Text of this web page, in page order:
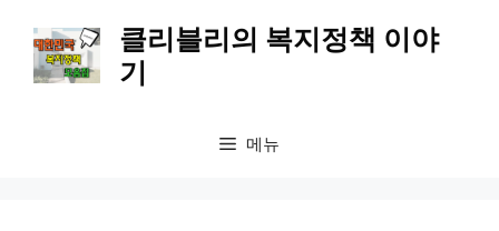
클리블리의 복지정책 이야
기
메뉴